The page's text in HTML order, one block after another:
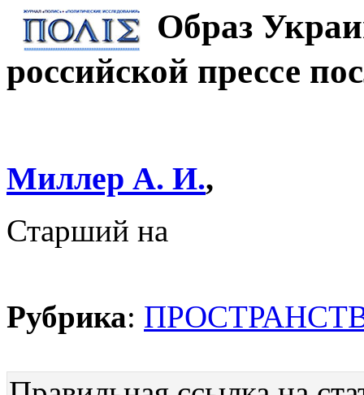
Образ
российской прессе
Миллер А. И.,
Старший на
Рубрика: